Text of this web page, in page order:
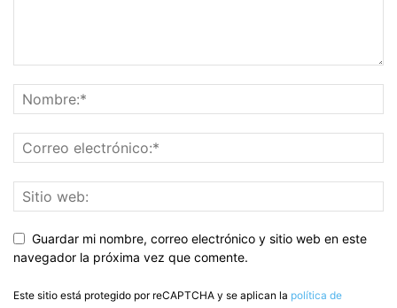
Guardar mi nombre, correo electrónico y sitio web en este
navegador la próxima vez que comente.
Este sitio está protegido por reCAPTCHA y se aplican la política de